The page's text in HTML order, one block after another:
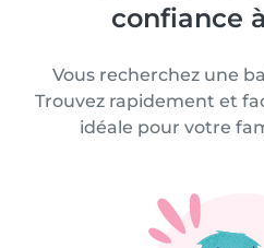
confiance
Vous recherchez une
Trouvez rapidement et
idéale pour votre